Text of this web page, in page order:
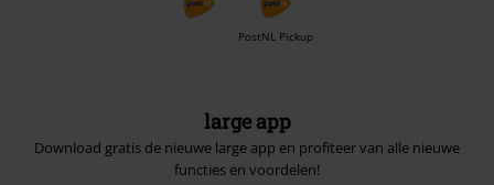
PostNL Pickup
large app
Download gratis de nieuwe large app en profiteer van alle nieuwe
functies en voordelen!